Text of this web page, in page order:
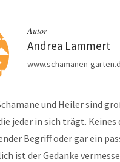
Autor
Andrea Lammert
www.schamanen-
und Heiler sind
jeder in sich trägt. Keines
Begriff oder gar ein
ist der Gedanke